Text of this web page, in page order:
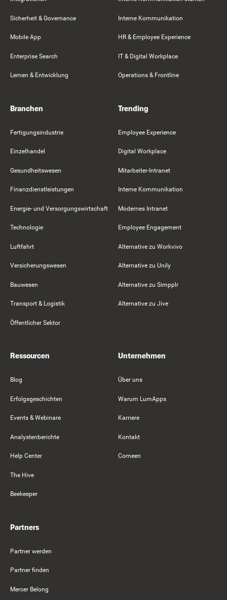
Sicherheit & Governance
Mobile App
Enterprise Search
Lernen & Entwicklung
Interne Kommunikation
HR & Employee Experience
IT & Digital Workplace
Operations & Frontline
Branchen
Fertigungsindustrie
Einzelhandel
Gesundheitswesen
Finanzdienstleistungen
Energie- und Versorgungswirtschaft
Technologie
Luftfahrt
Versicherungswesen
Bauwesen
Transport & Logistik
Öffentlicher Sektor
Trending
Employee Experience
Digital Workplace
Mitarbeiter-Intranet
Interne Kommunikation
Modernes Intranet
Employee Engagement
Alternative zu Workvivo
Alternative zu Unily
Alternative zu Simpplr
Alternative zu Jive
Ressourcen
Blog
Erfolgsgeschichten
Events & Webinare
Analystenberichte
Help Center
The Hive
Beekeeper
Unternehmen
Über uns
Warum LumApps
Karriere
Kontakt
Comeen
Partners
Partner werden
Partner finden
Mercer Belong